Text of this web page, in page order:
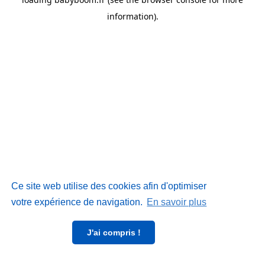
Ce site web utilise des cookies afin d'optimiser
votre expérience de navigation. En savoir plus
J'ai compris !
information).